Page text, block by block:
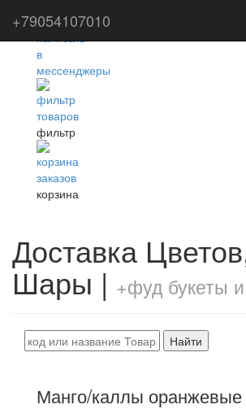
фильтр
корзина
Доставка
Шары | +фуд букеты
Найти
Манго/каллы оранжевые
+79054107010